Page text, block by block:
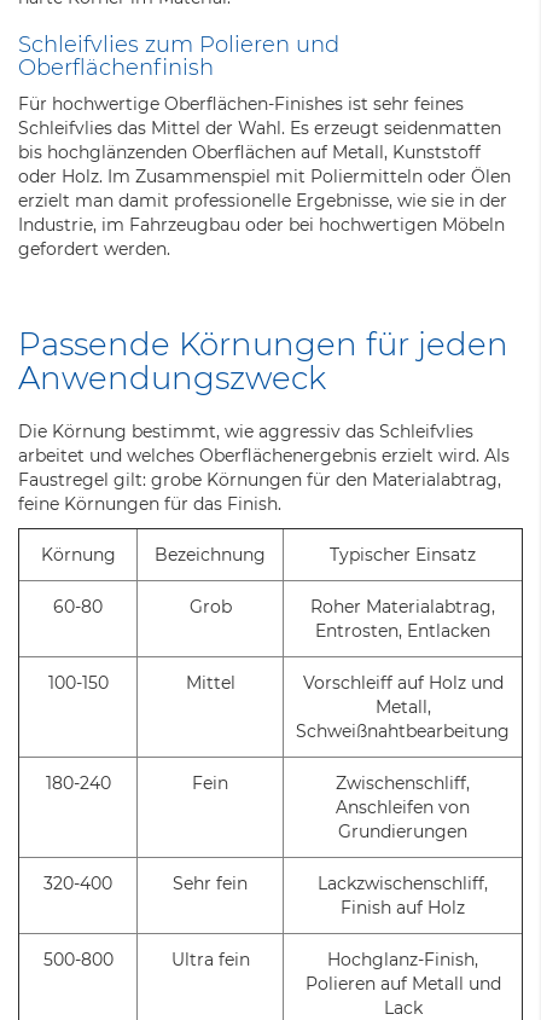
Schleifvlies zum Polieren und
Oberflächenfinish
Für hochwertige Oberflächen-Finishes ist sehr feines
Schleifvlies das Mittel der Wahl. Es erzeugt seidenmatten
bis hochglänzenden Oberflächen auf Metall, Kunststoff
oder Holz. Im Zusammenspiel mit Poliermitteln oder Ölen
erzielt man damit professionelle Ergebnisse, wie sie in der
Industrie, im Fahrzeugbau oder bei hochwertigen Möbeln
gefordert werden.
Passende Körnungen für jeden
Anwendungszweck
Die Körnung bestimmt, wie aggressiv das Schleifvlies
arbeitet und welches Oberflächenergebnis erzielt wird. Als
Faustregel gilt: grobe Körnungen für den Materialabtrag,
feine Körnungen für das Finish.
Körnung Bezeichnung Typischer Einsatz
60-80 Grob
Roher Materialabtrag,
Entrosten, Entlacken
100-150 Mittel
Vorschleiff auf Holz und
Metall,
Schweißnahtbearbeitung
180-240 Fein
Zwischenschliff,
Anschleifen von
Grundierungen
320-400 Sehr fein
Lackzwischenschliff,
Finish auf Holz
500-800 Ultra fein
Hochglanz-Finish,
Polieren auf Metall und
Lack